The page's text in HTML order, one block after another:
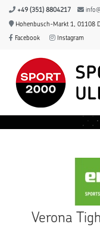
+49 (351) 8804217
Hohenbusch-Markt 1, 01108
Facebook Instagram
Verona